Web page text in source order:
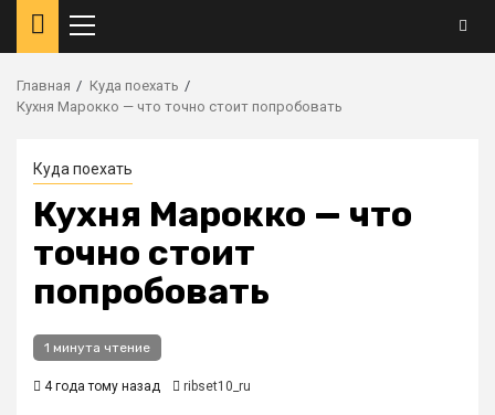
Основное
меню
Главная
Куда поехать
Кухня Марокко — что точно стоит попробовать
Куда поехать
Кухня Марокко — что
точно стоит
попробовать
1 минута чтение
4 года тому назад ribset10_ru